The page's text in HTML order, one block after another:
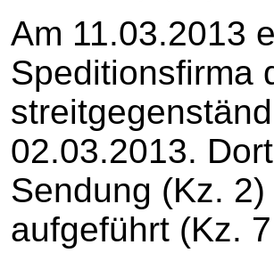
Am 11.03.2013
Speditionsfirma
02.03.2013.
Sendung (Kz.
aufgeführt (Kz.